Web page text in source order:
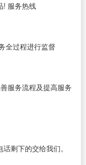
! 服务热线
全过程进行监督
服务流程及提高服务
剩下的交给我们。